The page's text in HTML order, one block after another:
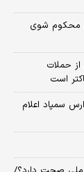
محکوم شوی
حملات
است
سمپاد اعلام